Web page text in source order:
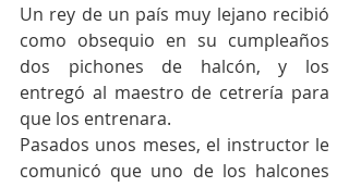
Un rey de un país muy lejano recibió
como obsequio en su cumpleaños
dos pichones de halcón, y los
entregó al maestro de cetrería para
que los entrenara.
Pasados unos meses, el instructor le
comunicó que uno de los halcones